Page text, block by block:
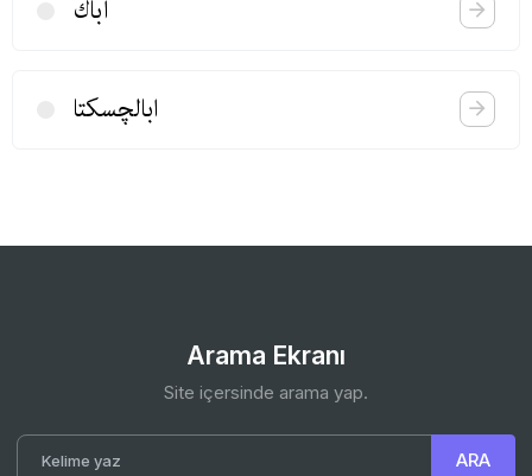
آباڭ
ابالچسكتا
Arama Ekranı
Site içersinde arama yap.